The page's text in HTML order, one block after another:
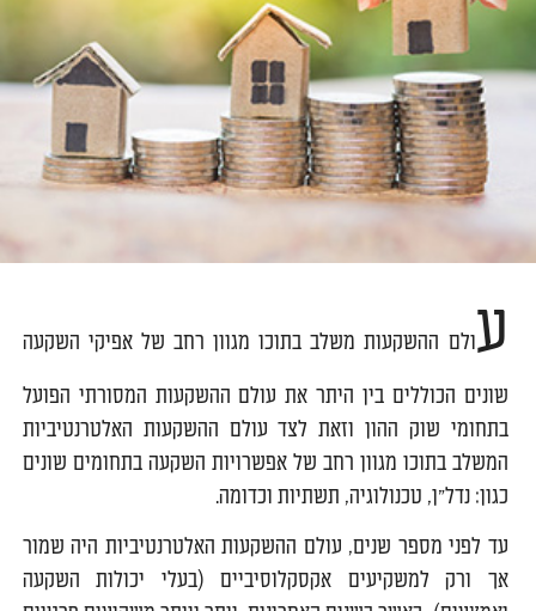
עולם ההשקעות משלב בתוכו מגוון רחב של אפיקי השקעה
שונים הכוללים בין היתר את עולם ההשקעות המסורתי הפועל
בתחומי שוק ההון וזאת לצד עולם ההשקעות האלטרנטיביות
המשלב בתוכו מגוון רחב של אפשרויות השקעה בתחומים שונים
כגון: נדל"ן, טכנולוגיה, תשתיות וכדומה.
עד לפני מספר שנים, עולם ההשקעות האלטרנטיביות היה שמור
אך ורק למשקיעים אקסקלוסיביים (בעלי יכולות השקעה